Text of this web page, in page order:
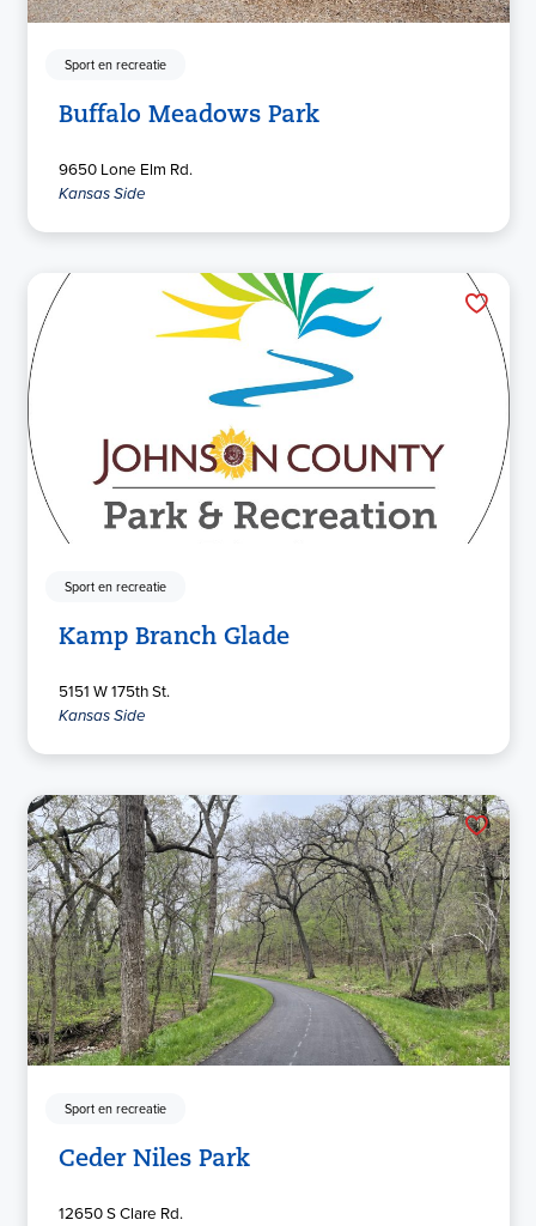
Sport en recreatie
Buffalo Meadows Park
9650 Lone Elm Rd.
Kansas Side
Sport en recreatie
Kamp Branch Glade
5151 W 175th St.
Kansas Side
Sport en recreatie
Ceder Niles Park
12650 S Clare Rd.